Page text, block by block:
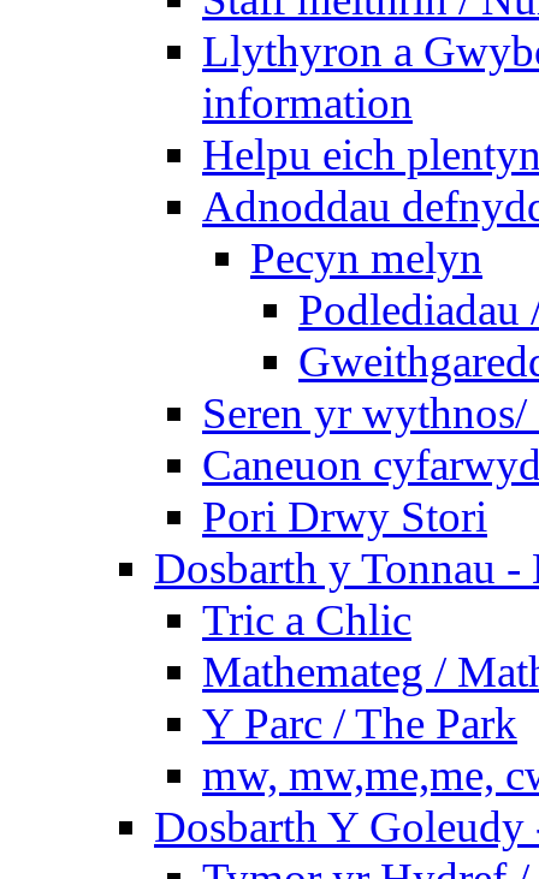
Llythyron a
information
Helpu eich
Adnoddau
Pecyn melyn
Podlediadau
Seren yr
Caneuon
Pori Drwy Stori
Dosbarth y Tonnau -
Tric a Chlic
Mathemateg /
Y Parc / The Park
mw, mw,me,me,
Dosbarth Y